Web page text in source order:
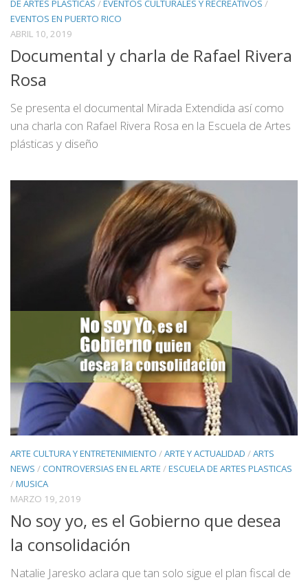
DE ARTES PLASTICAS /EVENTOS CULTURALES Y RECREATIVOS /
EVENTOS EN PUERTO RICO
ABRIL 10, 2019
Documental y charla de Rafael Rivera
Rosa
Se presenta el documental Mirada Extendida así como
una charla con Rafael Rivera Rosa en la Escuela de Artes
plásticas y diseño
ARTE CULTURA Y ENTRETENIMIENTO /ARTE Y ACTUALIDAD /ARTS
NEWS /CONTROVERSIAS EN EL ARTE /ESCUELA DE ARTES PLASTICAS
/MUSICA
MARZO 19, 2019
No soy yo, es el Gobierno que desea
la consolidación
Natalie Jaresko aclara que tan solo sigue el plan fiscal de